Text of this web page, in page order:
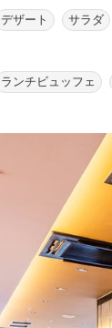
デザート サラダ
ランチビュッフェ